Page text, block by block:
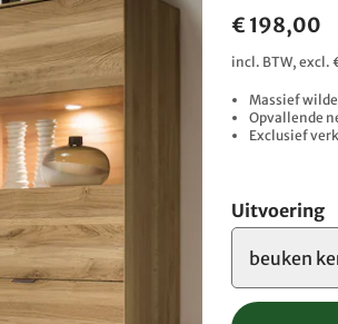
€ 198,00
incl. BTW, excl.
Massief
Opvallende
Exclusief
Uitvoering
beuken